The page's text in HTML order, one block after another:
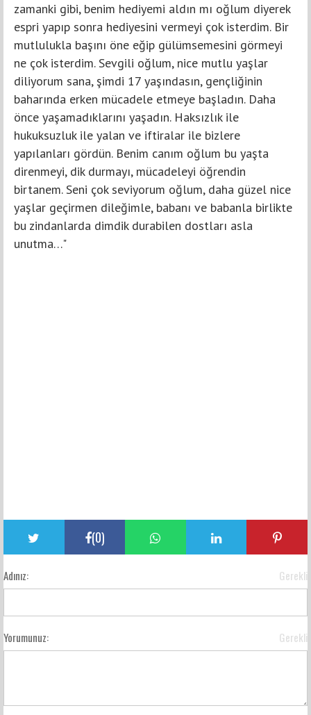
zamanki gibi, benim hediyemi aldın mı oğlum diyerek
espri yapıp sonra hediyesini vermeyi çok isterdim. Bir
mutlulukla başını öne eğip gülümsemesini görmeyi
ne çok isterdim. Sevgili oğlum, nice mutlu yaşlar
diliyorum sana, şimdi 17 yaşındasın, gençliğinin
baharında erken mücadele etmeye başladın. Daha
önce yaşamadıklarını yaşadın. Haksızlık ile
hukuksuzluk ile yalan ve iftiralar ile bizlere
yapılanları gördün. Benim canım oğlum bu yaşta
direnmeyi, dik durmayı, mücadeleyi öğrendin
birtanem. Seni çok seviyorum oğlum, daha güzel nice
yaşlar geçirmen dileğimle, babanı ve babanla birlikte
bu zindanlarda dimdik durabilen dostları asla
unutma…"
(0)
Adınız: Gerekli
Yorumunuz: Gerekli